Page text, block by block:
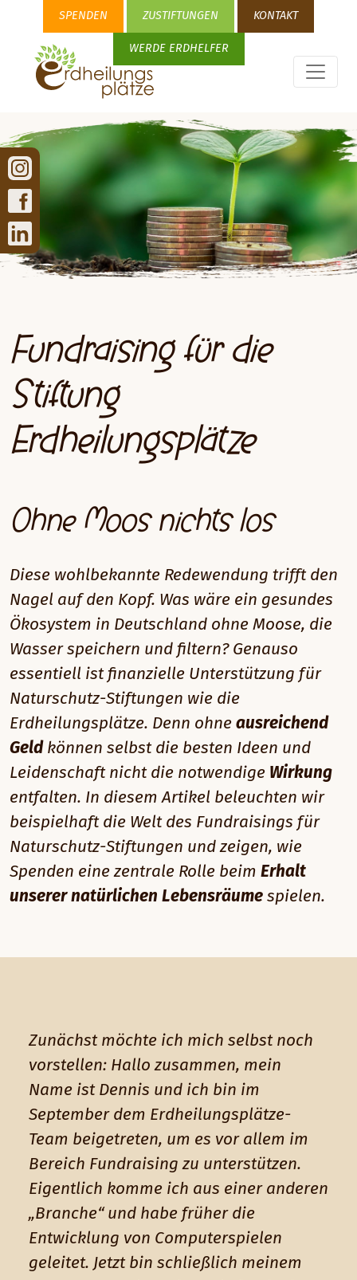
SPENDEN ZUSTIFTUNGEN KONTAKT
WERDE ERDHELFER
Fundraising für die
Stiftung
Erdheilungsplätze
Ohne Moos nichts los
Diese wohlbekannte Redewendung trifft den
Nagel auf den Kopf. Was wäre ein gesundes
Ökosystem in Deutschland ohne Moose, die
Wasser speichern und filtern? Genauso
essentiell ist finanzielle Unterstützung für
Naturschutz-Stiftungen wie die
Erdheilungsplätze. Denn ohne ausreichend
Geld können selbst die besten Ideen und
Leidenschaft nicht die notwendige Wirkung
entfalten. In diesem Artikel beleuchten wir
beispielhaft die Welt des Fundraisings für
Naturschutz-Stiftungen und zeigen, wie
Spenden eine zentrale Rolle beim Erhalt
unserer natürlichen Lebensräume spielen.
Zunächst möchte ich mich selbst noch
vorstellen: Hallo zusammen, mein
Name ist Dennis und ich bin im
September dem Erdheilungsplätze-
Team beigetreten, um es vor allem im
Bereich Fundraising zu unterstützen.
Eigentlich komme ich aus einer anderen
„Branche“ und habe früher die
Entwicklung von Computerspielen
geleitet. Jetzt bin schließlich meinem